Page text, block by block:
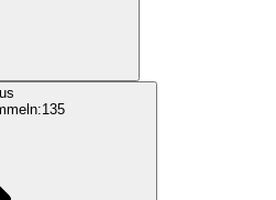
135